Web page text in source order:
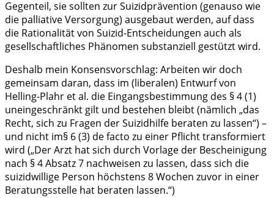
Gegenteil, sie sollten zur Suizidprävention (genauso wie
die palliative Versorgung) ausgebaut werden, auf dass
die Rationalität von Suizid-Entscheidungen auch als
gesellschaftliches Phänomen substanziell gestützt wird.
Deshalb mein Konsensvorschlag: Arbeiten wir doch
gemeinsam daran, dass im (liberalen) Entwurf von
Helling-Plahr et al. die Eingangsbestimmung des § 4 (1)
uneingeschränkt gilt und bestehen bleibt (nämlich „das
Recht, sich zu Fragen der Suizidhilfe beraten zu lassen“) –
und nicht im§ 6 (3) de facto zu einer Pflicht transformiert
wird („Der Arzt hat sich durch Vorlage der Bescheinigung
nach § 4 Absatz 7 nachweisen zu lassen, dass sich die
suizidwillige Person höchstens 8 Wochen zuvor in einer
Beratungsstelle hat beraten lassen.“)